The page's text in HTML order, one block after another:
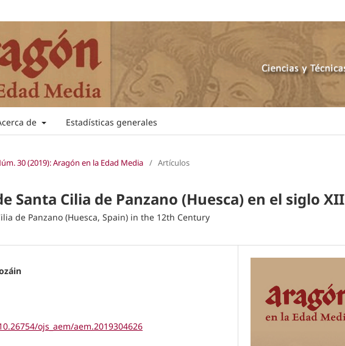
de Estadísticas generales
30 (2019): Aragón en la Edad Media / Artículos
Santa Cilia de Panzano (Huesca) en el siglo XII
de Panzano (Huesca, Spain) in the 12th Century
ojs_aem/aem.2019304626